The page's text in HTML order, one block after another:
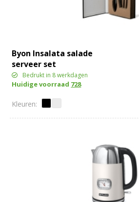
Byon Insalata salade
serveer set
Bedrukt in 8 werkdagen
Huidige voorraad 728